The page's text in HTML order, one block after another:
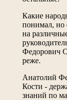
Какие
понимал, но
на
Федорович
реже.
Анатолий
Кости -
знаний по